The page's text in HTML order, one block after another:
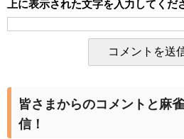
上に表示された文字を入力してくだ
皆さまからのコメントと麻
信！